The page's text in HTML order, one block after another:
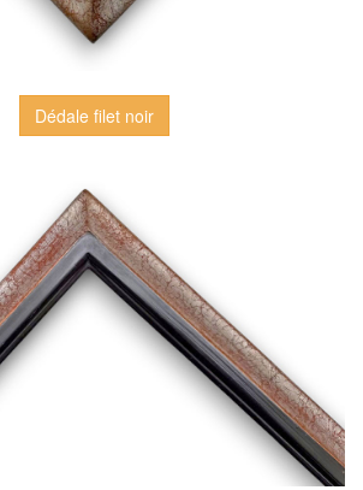
Dédale filet noir